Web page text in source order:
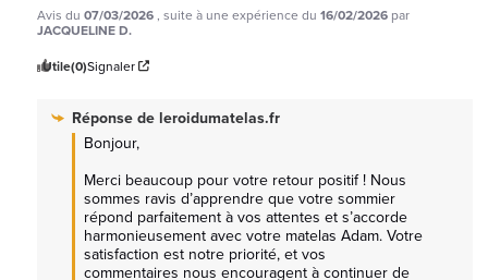
Avis du 07/03/2026, suite à une expérience du 16/02/2026 par
JACQUELINE D.
Utile(0)Signaler
Réponse de leroidumatelas.fr
Bonjour,
Merci beaucoup pour votre retour positif ! Nous
sommes ravis d’apprendre que votre sommier
répond parfaitement à vos attentes et s’accorde
harmonieusement avec votre matelas Adam. Votre
satisfaction est notre priorité, et vos
commentaires nous encouragent à continuer de